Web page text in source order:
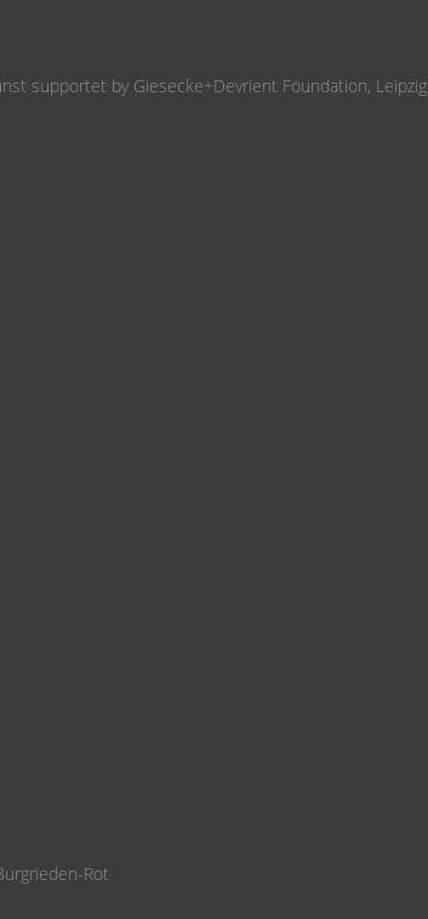
supportet by Giesecke+Devrient Foundation, Leipzig
Rot